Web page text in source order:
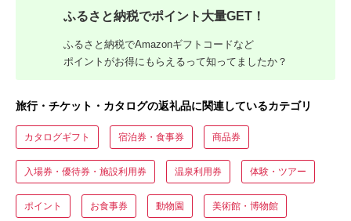
ふるさと納税でポイント大量GET！
ふるさと納税でAmazonギフトコードなど
ポイントがお得にもらえるって知ってましたか？
旅行・チケット・カタログの返礼品に関連しているカテゴリ
カタログギフト 宿泊券・食事券 商品券
入場券・優待券・施設利用券 温泉利用券 体験・ツアー
ポイント お食事券 動物園 美術館・博物館